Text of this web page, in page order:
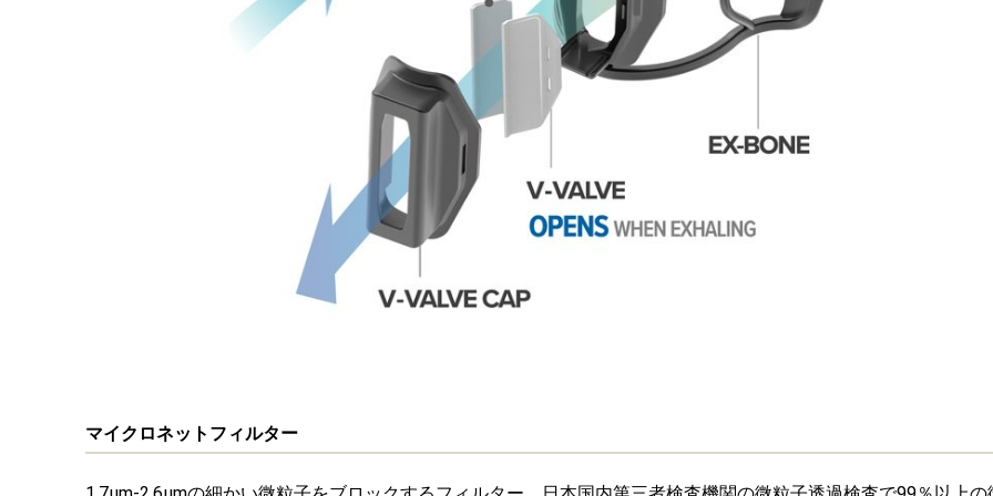
マイクロネットフィルター